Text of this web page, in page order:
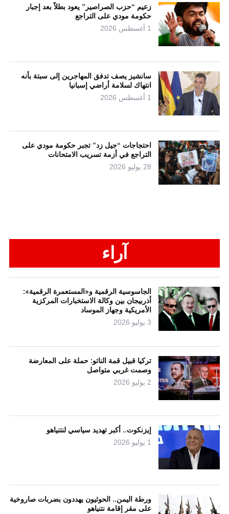
زعيم “حزب الصراصير” يعود بطلاً بعد إجبار
حكومة مودي على التراجع
1 أغسطس 2026
سانشيز يصف تدفق المهاجرين إلى سبتة بأنه
انتهاك لسلامة أراضي إسبانيا
1 أغسطس 2026
احتجاجات “جيل زد” تجبر حكومة مودي على
التراجع في أزمة تسريب الامتحانات
28 يوليو 2026
آراء
الجاسوسية الرقمية و«المستعمرة الرقمية»:
أذربيجان بين وكالة الاستخبارات المركزية
الأمريكية وجهاز الموساد
3 يوليو 2026
تركيا قبيل قمة الناتو: حملة على المعارضة
وصمت غربي متواصل
2 يوليو 2026
إيزنكوت.. أكبر تهديد سياسي لنتنياهو
1 يوليو 2026
ورطة اليمن.. الحوثيون يهددون بضربات صاروخية
على مقر إقامة نتنياهو